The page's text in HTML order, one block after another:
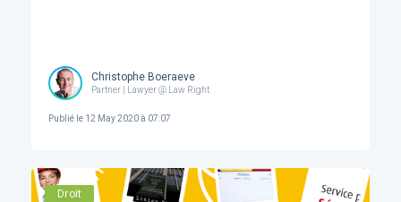
Christophe Boeraeve
Partner | Lawyer @ Law Right
Publié le12 May 2020 à 07:07
Droit